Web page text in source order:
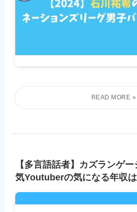
【多言語話者】カズランゲ
気Youtuberの気になる年収